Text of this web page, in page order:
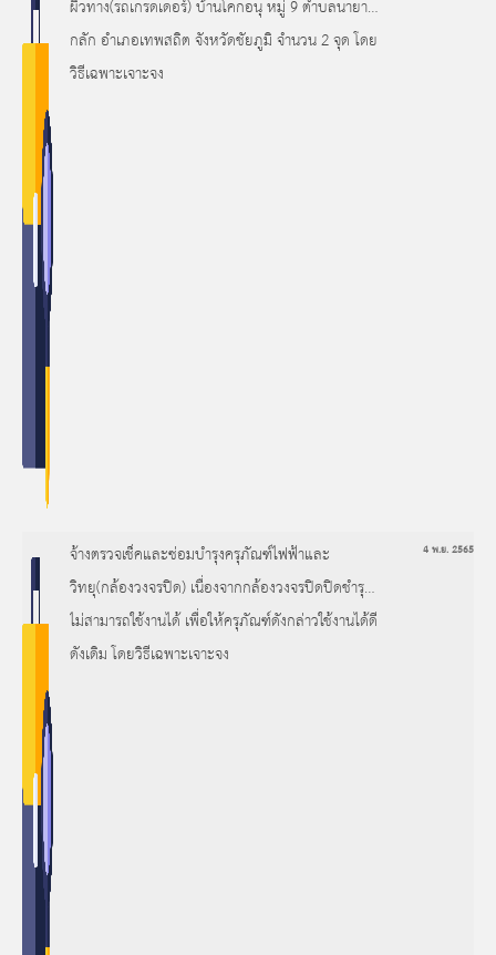
ผิวทาง(รถเกรดเดอร์) บ้านโคกอนุ หมู่ 9 ตำบลนายาง
กลัก อำเภอเทพสถิต จังหวัดชัยภูมิ จำนวน 2 จุด โดย
วิธีเฉพาะเจาะจง
จ้างตรวจเช็คและซ่อมบำรุงครุภัณฑ์ไฟฟ้าและ
วิทยุ(กล้องวงจรปิด) เนื่องจากกล้องวงจรปิดปิดชำรุด
ไม่สามารถใช้งานได้ เพื่อให้ครุภัณฑ์ดังกล่าวใช้งานได้ดี
ดังเดิม โดยวิธีเฉพาะเจาะจง
4 พ.ย. 2565